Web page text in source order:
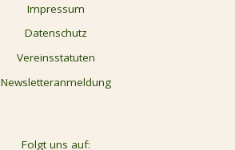
Impressum
Datenschutz
Vereinsstatuten
Newsletteranmeldung
Folgt uns auf: